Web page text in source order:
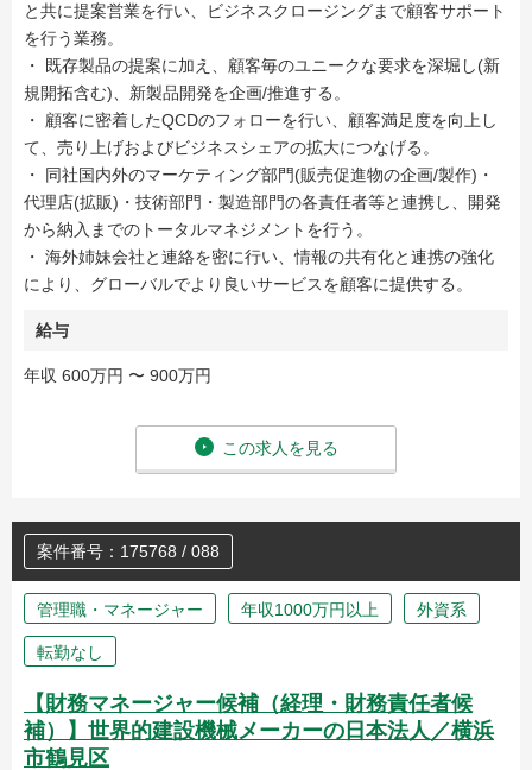
と共に提案営業を行い、ビジネスクロージングまで顧客サポート
を行う業務。
・ 既存製品の提案に加え、顧客毎のユニークな要求を深堀し(新
規開拓含む)、新製品開発を企画/推進する。
・ 顧客に密着したQCDのフォローを行い、顧客満足度を向上し
て、売り上げおよびビジネスシェアの拡大につなげる。
・ 同社国内外のマーケティング部門(販売促進物の企画/製作)・
代理店(拡販)・技術部門・製造部門の各責任者等と連携し、開発
から納入までのトータルマネジメントを行う。
・ 海外姉妹会社と連絡を密に行い、情報の共有化と連携の強化
により、グローバルでより良いサービスを顧客に提供する。
給与
年収 600万円 〜 900万円
この求人を見る
案件番号：175768 / 088
管理職・マネージャー 年収1000万円以上 外資系
転勤なし
【財務マネージャー候補（経理・財務責任者候
補）】世界的建設機械メーカーの日本法人／横浜
市鶴見区